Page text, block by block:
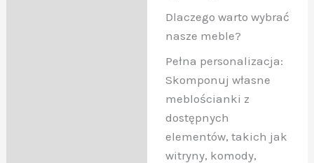
Dlaczego warto wybrać
nasze meble?
Pełna personalizacja:
Skomponuj własne
meblościanki z
dostępnych
elementów, takich jak
witryny, komody,